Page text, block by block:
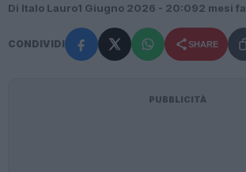
Di Italo Lauro1 Giugno 2026 - 20:092 mesi fa
CONDIVIDI SHARE
PUBBLICITÀ